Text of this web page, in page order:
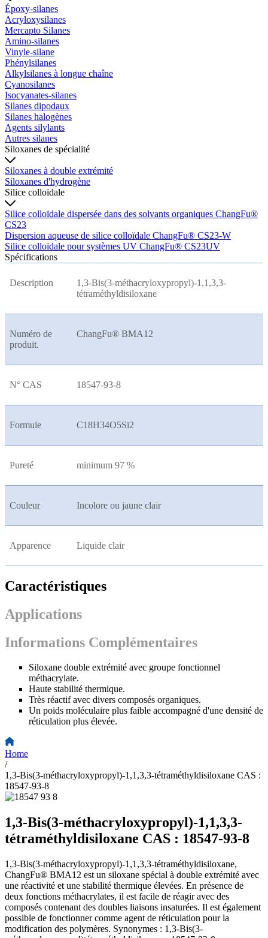
Époxy-silanes
Acryloxysilanes
Mercapto Silanes
Amino-silanes
Vinyle-silane
Phénylsilanes
Alkylsilanes à longue chaîne
Cyanosilanes
Isocyanates-silanes
Silanes dipodaux
Silanes halogènes
Agents silylants
Autres silanes
Siloxanes de spécialité
Siloxanes à double extrémité
Siloxanes d'hydrogène
Silice colloïdale
Silice colloïdale dispersée dans des solvants organiques ChangFu®
CS23
Dispersion aqueuse de silice colloïdale ChangFu® CS23-W
Silice colloïdale pour systèmes UV ChangFu® CS23UV
Spécifications
Description
1,3-Bis(3-méthacryloxypropyl)-1,1,3,3-
tétraméthyldisiloxane
Numéro de
produit.
ChangFu® BMA12
N° CAS 18547-93-8
Formule C18H34O5Si2
Pureté minimum 97 %
Couleur Incolore ou jaune clair
Apparence Liquide clair
Caractéristiques
Applications
Informations Complémentaires
Siloxane double extrémité avec groupe fonctionnel
méthacrylate.
Haute stabilité thermique.
Très réactif avec divers composés organiques.
Un poids moléculaire plus faible accompagné d'une densité de
réticulation plus élevée.
Home
/
1,3-Bis(3-méthacryloxypropyl)-1,1,3,3-tétraméthyldisiloxane CAS :
18547-93-8
1,3-Bis(3-méthacryloxypropyl)-1,1,3,3-
tétraméthyldisiloxane CAS : 18547-93-8
1,3-Bis(3-méthacryloxypropyl)-1,1,3,3-tétraméthyldisiloxane,
ChangFu® BMA12 est un siloxane spécial à double extrémité avec
une réactivité et une stabilité thermique élevées. En présence de
deux fonctions méthacrylates, il est facile de réagir avec des
composés contenant des doubles liaisons insaturées. Il est également
possible de fonctionner comme agent de réticulation pour la
modification des polymères. Synonymes : 1,3-Bis(3-